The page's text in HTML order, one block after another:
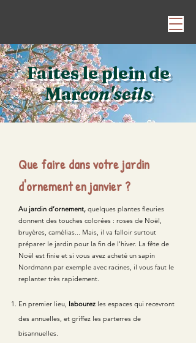
Faites le plein de
Marcon'seils
Que faire dans votre jardin
d'ornement en janvier ?
Au jardin d’ornement, quelques plantes fleuries
donnent des touches colorées : roses de Noël,
bruyères, camélias... Mais, il va falloir surtout
préparer le jardin pour la fin de l'hiver. La fête de
Noël est finie et si vous avez acheté un sapin
Nordmann par exemple avec racines, il vous faut le
replanter très rapidement.
En premier lieu, labourez les espaces qui recevront
des annuelles, et griffez les parterres de
bisannuelles.